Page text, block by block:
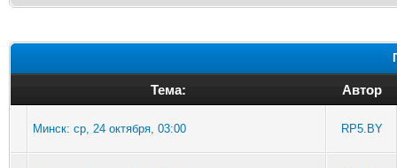
Тема: Автор
Минск: ср, 24 октября, 03:00 RP5.BY